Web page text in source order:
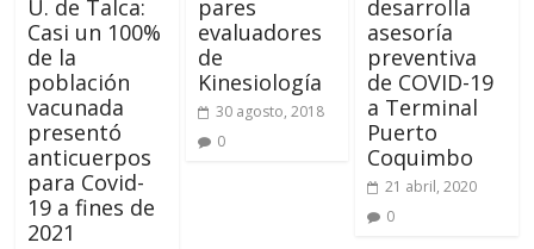
U. de Talca:
Casi un 100%
de la
población
vacunada
presentó
anticuerpos
para Covid-
19 a fines de
2021
pares
evaluadores
de
Kinesiología
30 agosto, 2018
0
desarrolla
asesoría
preventiva
de COVID-19
a Terminal
Puerto
Coquimbo
21 abril, 2020
0